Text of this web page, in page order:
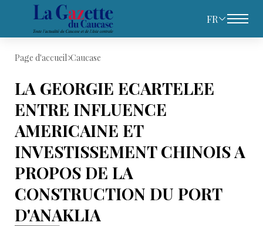
FR
Page d'accueil Caucase
LA GEORGIE ECARTELEE
ENTRE INFLUENCE
AMERICAINE ET
INVESTISSEMENT CHINOIS A
PROPOS DE LA
CONSTRUCTION DU PORT
D'ANAKLIA